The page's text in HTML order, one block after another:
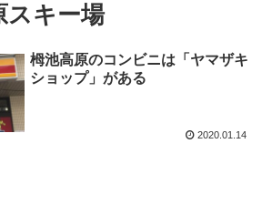
スキー場
栂池高原のコンビニは「ヤマザキ
ショップ」がある
2020.01.14